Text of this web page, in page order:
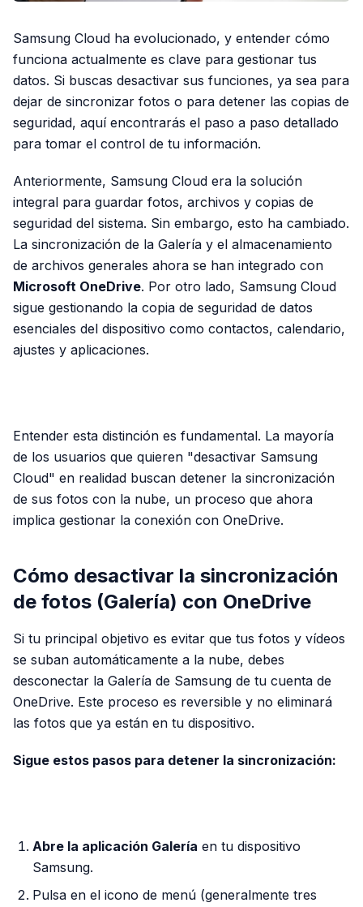
Samsung Cloud ha evolucionado, y entender cómo
funciona actualmente es clave para gestionar tus
datos. Si buscas desactivar sus funciones, ya sea para
dejar de sincronizar fotos o para detener las copias de
seguridad, aquí encontrarás el paso a paso detallado
para tomar el control de tu información.
Anteriormente, Samsung Cloud era la solución
integral para guardar fotos, archivos y copias de
seguridad del sistema. Sin embargo, esto ha cambiado.
La sincronización de la Galería y el almacenamiento
de archivos generales ahora se han integrado con
Microsoft OneDrive. Por otro lado, Samsung Cloud
sigue gestionando la copia de seguridad de datos
esenciales del dispositivo como contactos, calendario,
ajustes y aplicaciones.
Entender esta distinción es fundamental. La mayoría
de los usuarios que quieren "desactivar Samsung
Cloud" en realidad buscan detener la sincronización
de sus fotos con la nube, un proceso que ahora
implica gestionar la conexión con OneDrive.
Cómo desactivar la sincronización
de fotos (Galería) con OneDrive
Si tu principal objetivo es evitar que tus fotos y vídeos
se suban automáticamente a la nube, debes
desconectar la Galería de Samsung de tu cuenta de
OneDrive. Este proceso es reversible y no eliminará
las fotos que ya están en tu dispositivo.
Sigue estos pasos para detener la sincronización:
Abre la aplicación Galería en tu dispositivo
Samsung.
Pulsa en el icono de menú (generalmente tres